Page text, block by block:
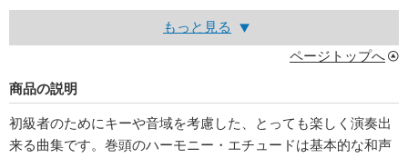
もっと見る
ページトップへ
商品の説明
初級者のためにキーや音域を考慮した、とっても楽しく演奏出
来る曲集です。巻頭のハーモニー・エチュードは基本的な和声